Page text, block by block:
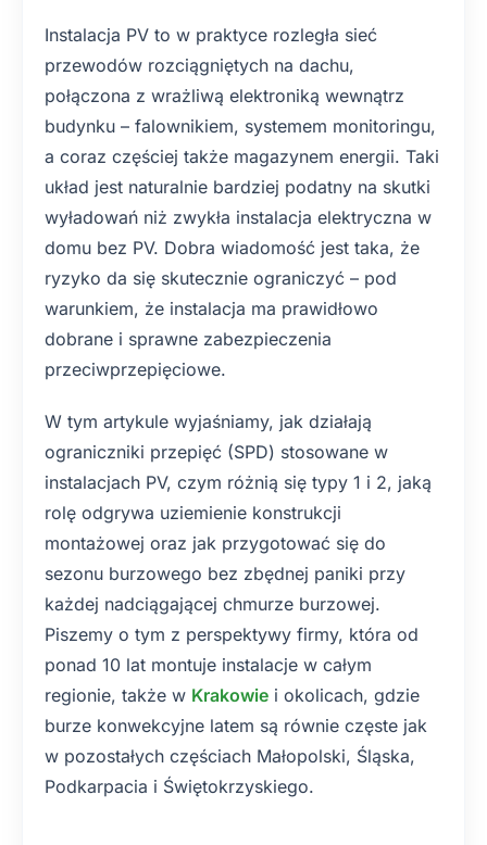
Instalacja PV to w praktyce rozległa sieć
przewodów rozciągniętych na dachu,
połączona z wrażliwą elektroniką wewnątrz
budynku – falownikiem, systemem monitoringu,
a coraz częściej także magazynem energii. Taki
układ jest naturalnie bardziej podatny na skutki
wyładowań niż zwykła instalacja elektryczna w
domu bez PV. Dobra wiadomość jest taka, że
ryzyko da się skutecznie ograniczyć – pod
warunkiem, że instalacja ma prawidłowo
dobrane i sprawne zabezpieczenia
przeciwprzepięciowe.
W tym artykule wyjaśniamy, jak działają
ograniczniki przepięć (SPD) stosowane w
instalacjach PV, czym różnią się typy 1 i 2, jaką
rolę odgrywa uziemienie konstrukcji
montażowej oraz jak przygotować się do
sezonu burzowego bez zbędnej paniki przy
każdej nadciągającej chmurze burzowej.
Piszemy o tym z perspektywy firmy, która od
ponad 10 lat montuje instalacje w całym
regionie, także w Krakowie i okolicach, gdzie
burze konwekcyjne latem są równie częste jak
w pozostałych częściach Małopolski, Śląska,
Podkarpacia i Świętokrzyskiego.